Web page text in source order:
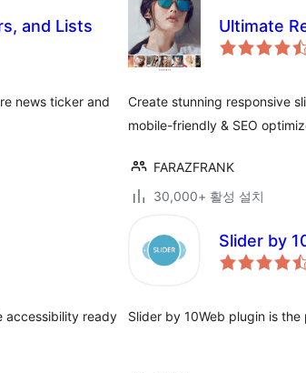
and Lists
news ticker and
Ultimate
Create stunning responsive
mobile-friendly & SEO
FARAZFRANK
30,000+ 활성 설치
accessibility ready
Slider by
Slider by 10Web plugin is